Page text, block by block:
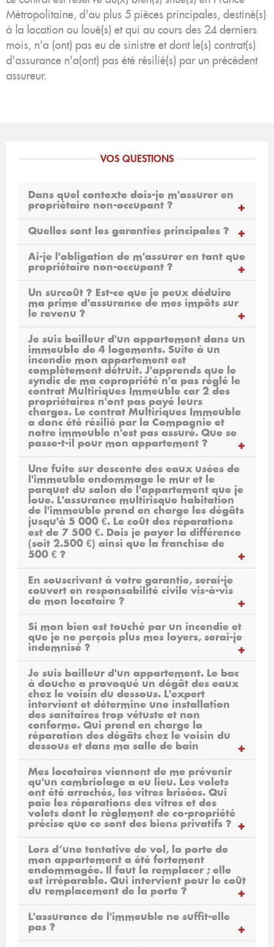
Métropolitaine, d'au plus 5 pièces principales, destiné(s)
à la location ou loué(s) et qui au cours des 24 derniers
mois, n'a (ont) pas eu de sinistre et dont le(s) contrat(s)
d'assurance n'a(ont) pas été résilié(s) par un précédent
assureur.
VOS QUESTIONS
Dans quel contexte dois-je m'assurer en
propriétaire non-occupant ?
Quelles sont les garanties principales ?
Ai-je l'obligation de m'assurer en tant que
propriétaire non-occupant ?
Un surcoût ? Est-ce que je peux déduire
ma prime d'assurance de mes impôts sur
le revenu ?
Je suis bailleur d'un appartement dans un
immeuble de 4 logements. Suite à un
incendie mon appartement est
complètement détruit. J'apprends que le
syndic de ma copropriété n'a pas réglé le
contrat Multiriques Immeuble car 2 des
propriétaires n'ont pas payé leurs
charges. Le contrat Multiriques Immeuble
a donc été résilié par la Compagnie et
notre immeuble n'est pas assuré. Que se
passe-t-il pour mon appartement ?
Une fuite sur descente des eaux usées de
l'immeuble endommage le mur et le
parquet du salon de l'appartement que je
loue. L'assurance multirisque habitation
de l'immeuble prend en charge les dégâts
jusqu'à 5 000 €. Le coût des réparations
est de 7 500 €. Dois je payer la différence
(soit 2.500 €) ainsi que la franchise de
500 € ?
En souscrivant à votre garantie, serai-je
couvert en responsabilité civile vis-à-vis
de mon locataire ?
Si mon bien est touché par un incendie et
que je ne perçois plus mes loyers, serai-je
indemnisé ?
Je suis bailleur d'un appartement. Le bac
à douche a provoqué un dégât des eaux
chez le voisin du dessous. L'expert
intervient et détermine une installation
des sanitaires trop vétuste et non
conforme. Qui prend en charge la
réparation des dégâts chez le voisin du
dessous et dans ma salle de bain
Mes locataires viennent de me prévenir
qu'un cambriolage a eu lieu. Les volets
ont été arrachés, les vitres brisées. Qui
paie les réparations des vitres et des
volets dont le règlement de co-propriété
précise que ce sont des biens privatifs ?
Lors d’une tentative de vol, la porte de
mon appartement a été fortement
endommagée. Il faut la remplacer ; elle
est irréparable. Qui intervient pour le coût
du remplacement de la porte ?
L'assurance de l'immeuble ne suffit-elle
pas ?